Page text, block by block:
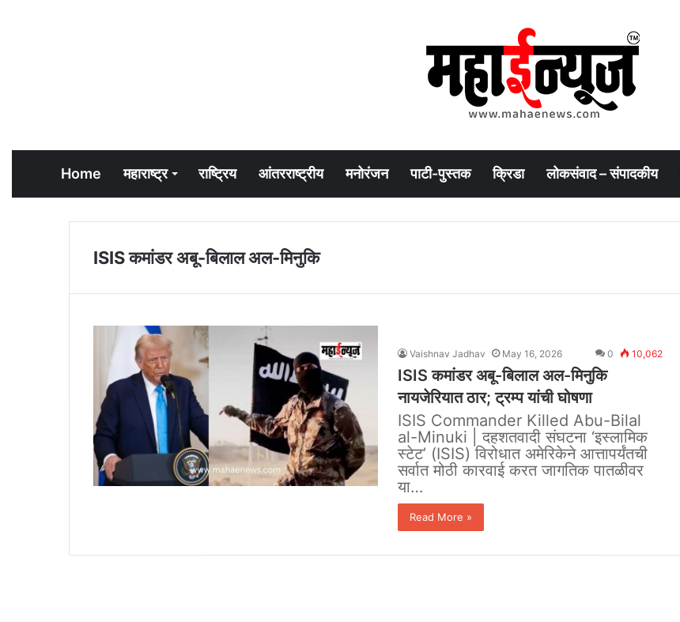
Home महाराष्ट्र राष्ट्रिय आंतरराष्ट्रीय मनोरंजन पाटी-पुस्तक क्रिडा लोकसंवाद – संपादकीय
ISIS कमांडर अबू-बिलाल अल-मिनुकि
Vaishnav Jadhav May 16, 2026 0 10,062
ISIS कमांडर अबू-बिलाल अल-मिनुकि
नायजेरियात ठार; ट्रम्प यांची घोषणा
ISIS Commander Killed Abu-Bilal
al-Minuki | दहशतवादी संघटना ‘इस्लामिक
स्टेट’ (ISIS) विरोधात अमेरिकेने आत्तापर्यंतची
सर्वात मोठी कारवाई करत जागतिक पातळीवर
या…
Read More »